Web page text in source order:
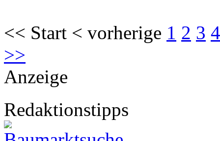
<< Start < vorherige 1 2 3 4
>>
Anzeige
Redaktionstipps